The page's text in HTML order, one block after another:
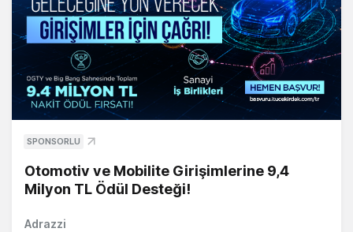
SPONSORLU
Otomotiv ve Mobilite Girişimlerine 9,4
Milyon TL Ödül Desteği!
Adrazzi